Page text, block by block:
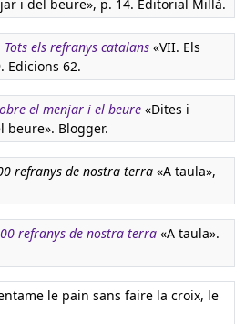
i del beure», p. 14. Editorial Millà.
Tots els refranys catalans «VII. Els
Edicions 62.
el menjar i el beure «Dites i
beure». Blogger.
refranys de nostra terra «A taula»,
refranys de nostra terra «A taula».
le pain sans faire la croix, le